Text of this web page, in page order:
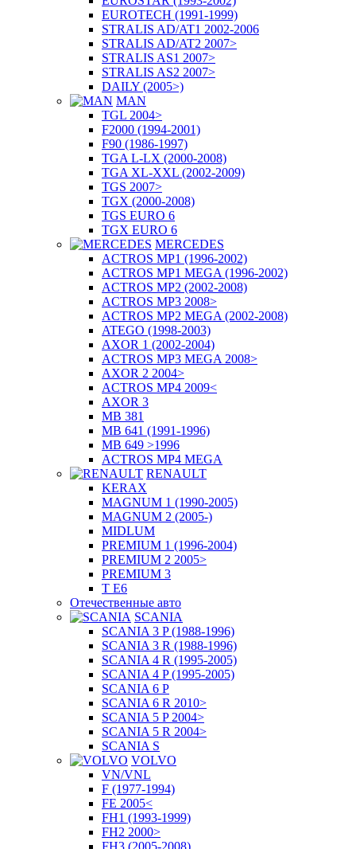
EUROTECH (1991-1999)
STRALIS AD/AT1 2002-2006
STRALIS AD/AT2 2007>
STRALIS AS1 2007>
STRALIS AS2 2007>
DAILY (2005>)
MAN
TGL 2004>
F2000 (1994-2001)
F90 (1986-1997)
TGA L-LX (2000-2008)
TGA XL-XXL (2002-2009)
TGS 2007>
TGX (2000-2008)
TGS EURO 6
TGX EURO 6
MERCEDES
ACTROS MP1 (1996-2002)
ACTROS MP1 MEGA (1996-2002)
ACTROS MP2 (2002-2008)
ACTROS MP3 2008>
ACTROS MP2 MEGA (2002-2008)
ATEGO (1998-2003)
AXOR 1 (2002-2004)
ACTROS MP3 MEGA 2008>
AXOR 2 2004>
ACTROS MP4 2009<
AXOR 3
MB 381
MB 641 (1991-1996)
MB 649 >1996
ACTROS MP4 MEGA
RENAULT
KERAX
MAGNUM 1 (1990-2005)
MAGNUM 2 (2005-)
MIDLUM
PREMIUM 1 (1996-2004)
PREMIUM 2 2005>
PREMIUM 3
T E6
Отечественные авто
SCANIA
SCANIA 3 P (1988-1996)
SCANIA 3 R (1988-1996)
SCANIA 4 R (1995-2005)
SCANIA 4 P (1995-2005)
SCANIA 6 P
SCANIA 6 R 2010>
SCANIA 5 P 2004>
SCANIA 5 R 2004>
SCANIA S
VOLVO
VN/VNL
F (1977-1994)
FE 2005<
FH1 (1993-1999)
FH2 2000>
FH3 (2005-2008)